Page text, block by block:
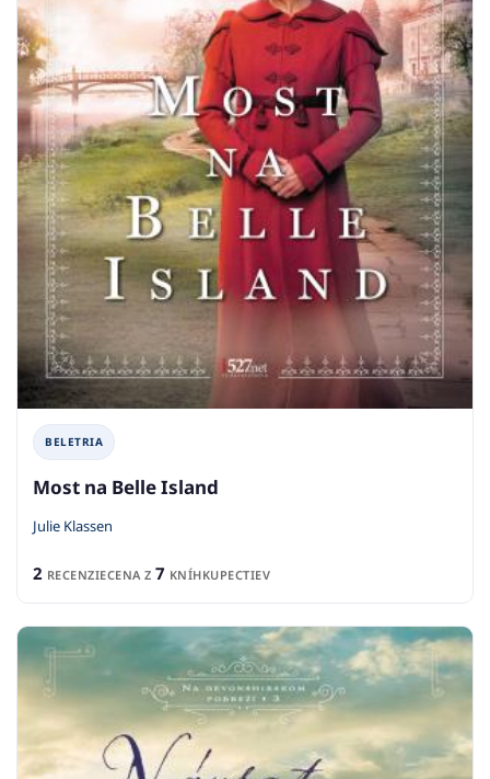
BELETRIA
Most na Belle Island
Julie Klassen
2 RECENZIECENA Z 7 KNÍHKUPECTIEV